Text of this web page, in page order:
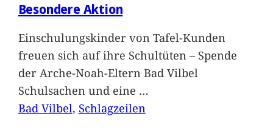
Besondere Aktion
Einschulungskinder von Tafel-Kunden
freuen sich auf ihre Schultüten – Spende
der Arche-Noah-Eltern Bad Vilbel
Schulsachen und eine …
Bad Vilbel, Schlagzeilen